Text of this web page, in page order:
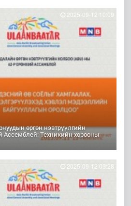
өргөн нэвтрүүлгийн
Ассемблей: Техникийн хорооны
2025-09-12 10:09
2025-09-12 09:28